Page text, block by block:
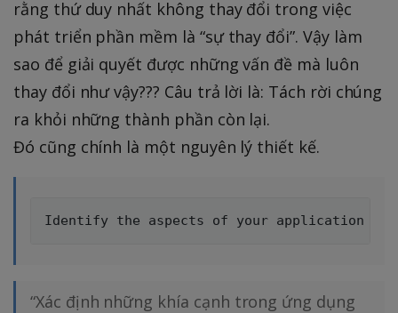
rằng thứ duy nhất không thay đổi trong việc
phát triển phần mềm là “sự thay đổi”. Vậy làm
sao để giải quyết được những vấn đề mà luôn
thay đổi như vậy??? Câu trả lời là: Tách rời chúng
ra khỏi những thành phần còn lại.
Đó cũng chính là một nguyên lý thiết kế.
“Xác định những khía cạnh trong ứng dụng